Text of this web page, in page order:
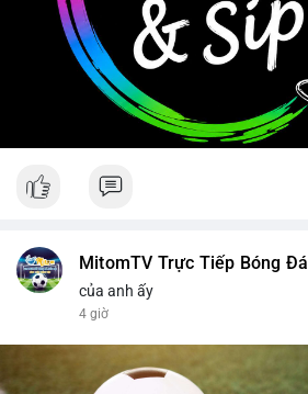
MitomTV Trực Tiếp Bóng Đá
của anh ấy
4 giờ